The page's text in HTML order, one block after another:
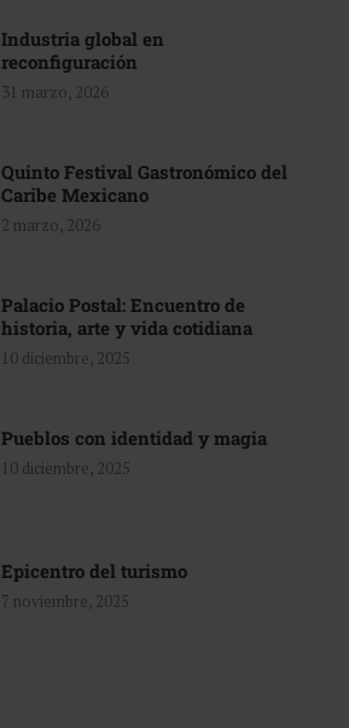
Industria global en
reconfiguración
31 marzo, 2026
Quinto Festival Gastronómico del
Caribe Mexicano
2 marzo, 2026
Palacio Postal: Encuentro de
historia, arte y vida cotidiana
10 diciembre, 2025
Pueblos con identidad y magia
10 diciembre, 2025
Epicentro del turismo
7 noviembre, 2025